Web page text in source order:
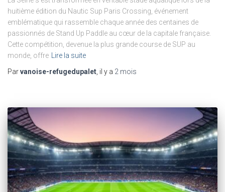
huitième édition du Nautic Sup Paris Crossing, événement
emblématique qui rassemble chaque année des centaines de
passionnés de Stand Up Paddle au cœur de la capitale française.
Cette compétition, devenue la plus grande course de SUP au
monde, offre
Lire la suite
Parvanoise-refugedupalet , il y a 2 mois